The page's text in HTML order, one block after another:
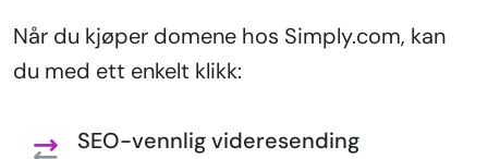
Når du kjøper domene hos Simply.com, kan
du med ett enkelt klikk:
SEO-vennlig videresending